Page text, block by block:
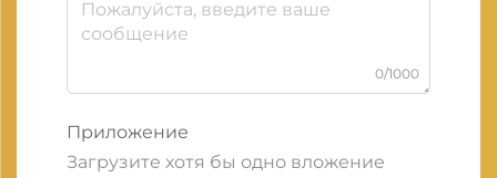
0/1000
Приложение
Загрузите хотя бы одно вложение